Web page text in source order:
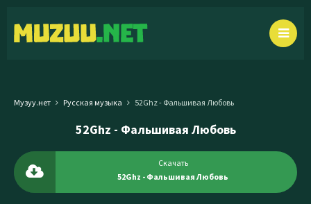
Музуу.нет Русская музыка 52Ghz - Фальшивая Любовь
52Ghz - Фальшивая Любовь
Скачать
52Ghz - Фальшивая Любовь